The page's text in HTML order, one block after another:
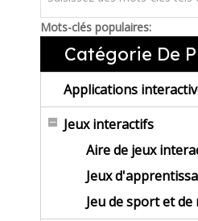
Mots-clés populaires:
Catégorie De
Applications
Jeux interactifs
Aire de jeux
Jeux
Jeu de sport et